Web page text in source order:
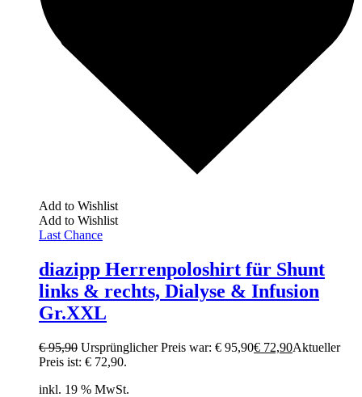
Add to Wishlist
Add to Wishlist
Last Chance
diazipp Herrenpoloshirt für Shunt
links & rechts, Dialyse & Infusion
Gr.XXL
€95,90 Ursprünglicher Preis war: € 95,90€ 72,90Aktueller
Preis ist: € 72,90.
inkl. 19 % MwSt.